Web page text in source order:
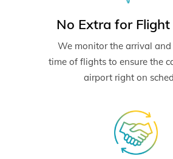
No Extra for
We monitor the arrival
time of flights to ensure the
airport right on